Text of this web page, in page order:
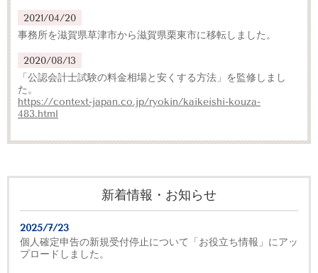
2021/04/20
事務所を滋賀県草津市から滋賀県栗東市に移転しました。
2020/08/13
「公認会計士試験の料金相場と安くする方法」を監修しまし
た。
https://context-japan.co.jp/ryokin/kaikeishi-kouza-
483.html
新着情報・お知らせ
2025/7/23
個人確定申告の新規受付停止について「お役立ち情報」にアッ
プロードしました。